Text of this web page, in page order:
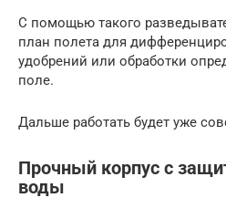
С помощью такого
план полета для
удобрений или обработки
поле.
Дальше работать будет уже
Прочный корпус с
воды